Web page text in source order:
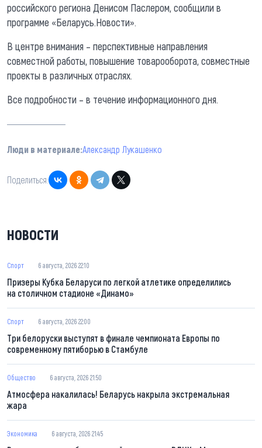
российского региона Денисом Паслером, сообщили в
программе «Беларусь.Новости».
В центре внимания – перспективные направления
совместной работы, повышение товарооборота, совместные
проекты в различных отраслях.
Все подробности – в течение информационного дня.
Люди в материале:Александр Лукашенко
Поделиться:
НОВОСТИ
Спорт 6 августа, 2026 22:10
Призеры Кубка Беларуси по легкой атлетике определились
на столичном стадионе «Динамо»
Спорт 6 августа, 2026 22:00
Три белоруски выступят в финале чемпионата Европы по
современному пятиборью в Стамбуле
Общество 6 августа, 2026 21:50
Атмосфера накалилась! Беларусь накрыла экстремальная
жара
Экономика 6 августа, 2026 21:45